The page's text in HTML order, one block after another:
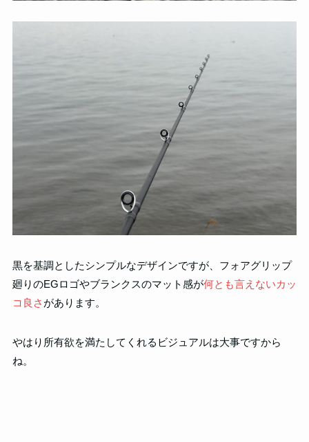
黒を基調としたシンプルなデザインですが、フォアグリップ
廻りのEGロゴやブランクスのマット感が何とも言えないカッ
コ良さ があります。
やはり所有欲を満たしてくれるビジュアルは大事ですから
ね。